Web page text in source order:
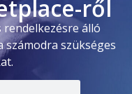
ről
rendelkezésre álló
szükséges